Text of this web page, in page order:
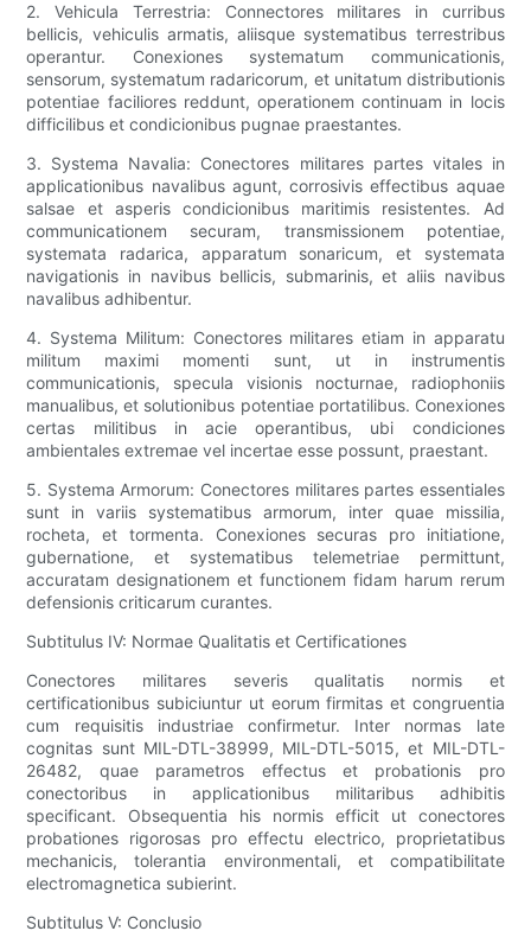
2. Vehicula Terrestria: Connectores militares in curribus
bellicis, vehiculis armatis, aliisque systematibus terrestribus
operantur. Conexiones systematum communicationis,
sensorum, systematum radaricorum, et unitatum distributionis
potentiae faciliores reddunt, operationem continuam in locis
difficilibus et condicionibus pugnae praestantes.
3. Systema Navalia: Conectores militares partes vitales in
applicationibus navalibus agunt, corrosivis effectibus aquae
salsae et asperis condicionibus maritimis resistentes. Ad
communicationem securam, transmissionem potentiae,
systemata radarica, apparatum sonaricum, et systemata
navigationis in navibus bellicis, submarinis, et aliis navibus
navalibus adhibentur.
4. Systema Militum: Conectores militares etiam in apparatu
militum maximi momenti sunt, ut in instrumentis
communicationis, specula visionis nocturnae, radiophoniis
manualibus, et solutionibus potentiae portatilibus. Conexiones
certas militibus in acie operantibus, ubi condiciones
ambientales extremae vel incertae esse possunt, praestant.
5. Systema Armorum: Conectores militares partes essentiales
sunt in variis systematibus armorum, inter quae missilia,
rocheta, et tormenta. Conexiones securas pro initiatione,
gubernatione, et systematibus telemetriae permittunt,
accuratam designationem et functionem fidam harum rerum
defensionis criticarum curantes.
Subtitulus IV: Normae Qualitatis et Certificationes
Conectores militares severis qualitatis normis et
certificationibus subiciuntur ut eorum firmitas et congruentia
cum requisitis industriae confirmetur. Inter normas late
cognitas sunt MIL-DTL-38999, MIL-DTL-5015, et MIL-DTL-
26482, quae parametros effectus et probationis pro
conectoribus in applicationibus militaribus adhibitis
specificant. Obsequentia his normis efficit ut conectores
probationes rigorosas pro effectu electrico, proprietatibus
mechanicis, tolerantia environmentali, et compatibilitate
electromagnetica subierint.
Subtitulus V: Conclusio